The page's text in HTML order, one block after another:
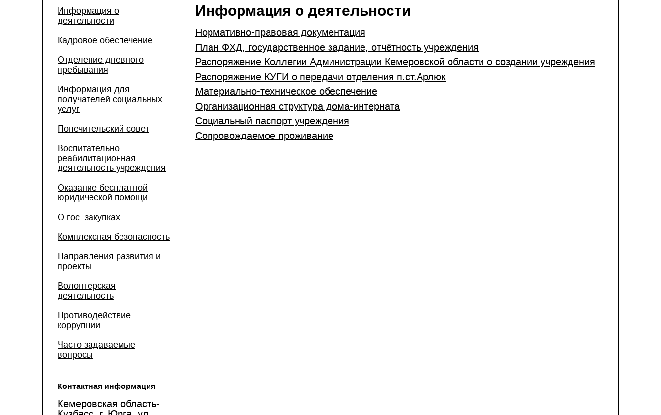
Информация о
деятельности
Кадровое обеспечение
Отделение дневного
пребывания
Информация для
получателей социальных
услуг
Попечительский совет
Воспитательно-
реабилитационная
деятельность учреждения
Оказание бесплатной
юридической помощи
О гос. закупках
Комплексная безопасность
Направления развития и
проекты
Волонтерская
деятельность
Противодействие
коррупции
Часто задаваемые
вопросы
Контактная информация
Кемеровская область-
Информация о деятельности
Нормативно-правовая документация
План ФХД, государственное задание, отчётность учреждения
Распоряжение Коллегии Администрации Кемеровской области о создании учреждения
Распоряжение КУГИ о передачи отделения п.ст.Арлюк
Материально-техническое обеспечение
Организационная структура дома-интерната
Социальный паспорт учреждения
Сопровождаемое проживание